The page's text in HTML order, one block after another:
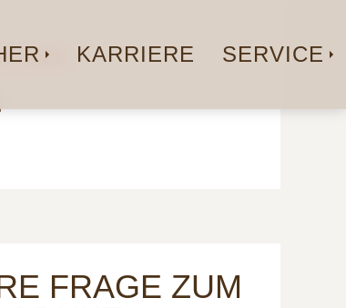
KARRIERE SERVICE
| 80ML
FRAGE ZUM